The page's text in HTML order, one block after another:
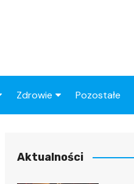
Zdrowie
Przychodnie
Pozostałe
Aktualności